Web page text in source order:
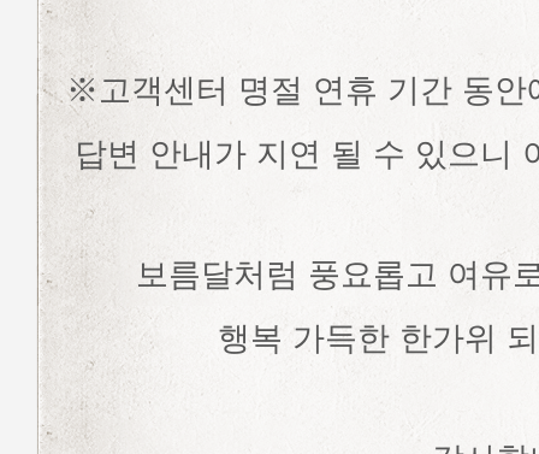
※고객센터 명절 연휴 기간 동안
답변 안내가 지연 될 수 있으니
보름달처럼 풍요롭고 여유
행복 가득한 한가위